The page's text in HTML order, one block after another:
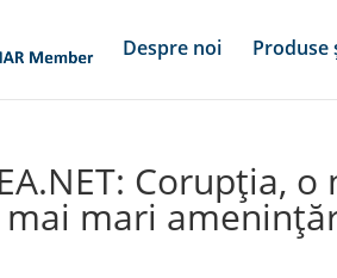
Despre noi Produse
Corupția,
mai mari